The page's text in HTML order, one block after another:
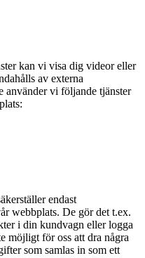
kan vi visa dig videor eller
av externa
använder vi följande tjänster
endast
webbplats. De gör det t.ex.
i din kundvagn eller logga
möjligt för oss att dra några
som samlas in som ett